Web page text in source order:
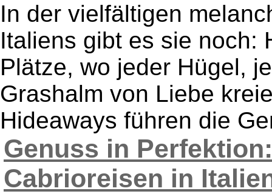
In der vielfältigen
Italiens gibt es sie noch:
Plätze, wo jeder Hügel,
Grashalm von Liebe
Hideaways führen die
Genuss in
Cabrioreisen in